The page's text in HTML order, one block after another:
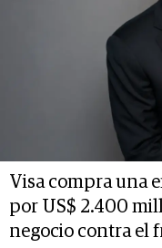
Visa compra una
por US$ 2.400
negocio contra el